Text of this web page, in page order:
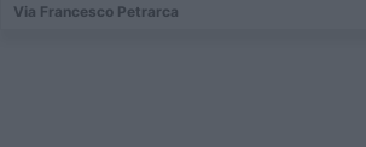
Via Francesco Petrarca